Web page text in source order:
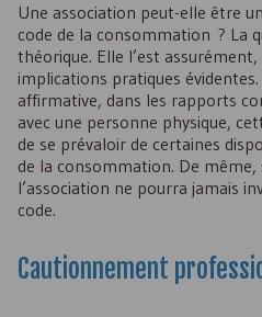
Une association peut-elle être
code de la consommation ? La
théorique. Elle l’est
implications pratiques
affirmative, dans les rapports
avec une personne physique,
de se prévaloir de certaines
de la consommation. De
l’association ne pourra jamais
code.
Cautionnement